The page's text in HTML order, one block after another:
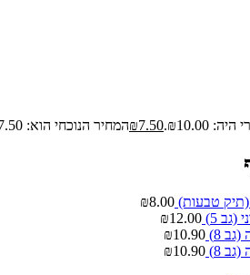
₪10.00.
₪7.50 המחיר הנוכחי הוא: ₪7.50.
₪8.00
₪12.00
₪10.90
₪10.90